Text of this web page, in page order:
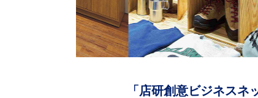
「店研創意ビジネス